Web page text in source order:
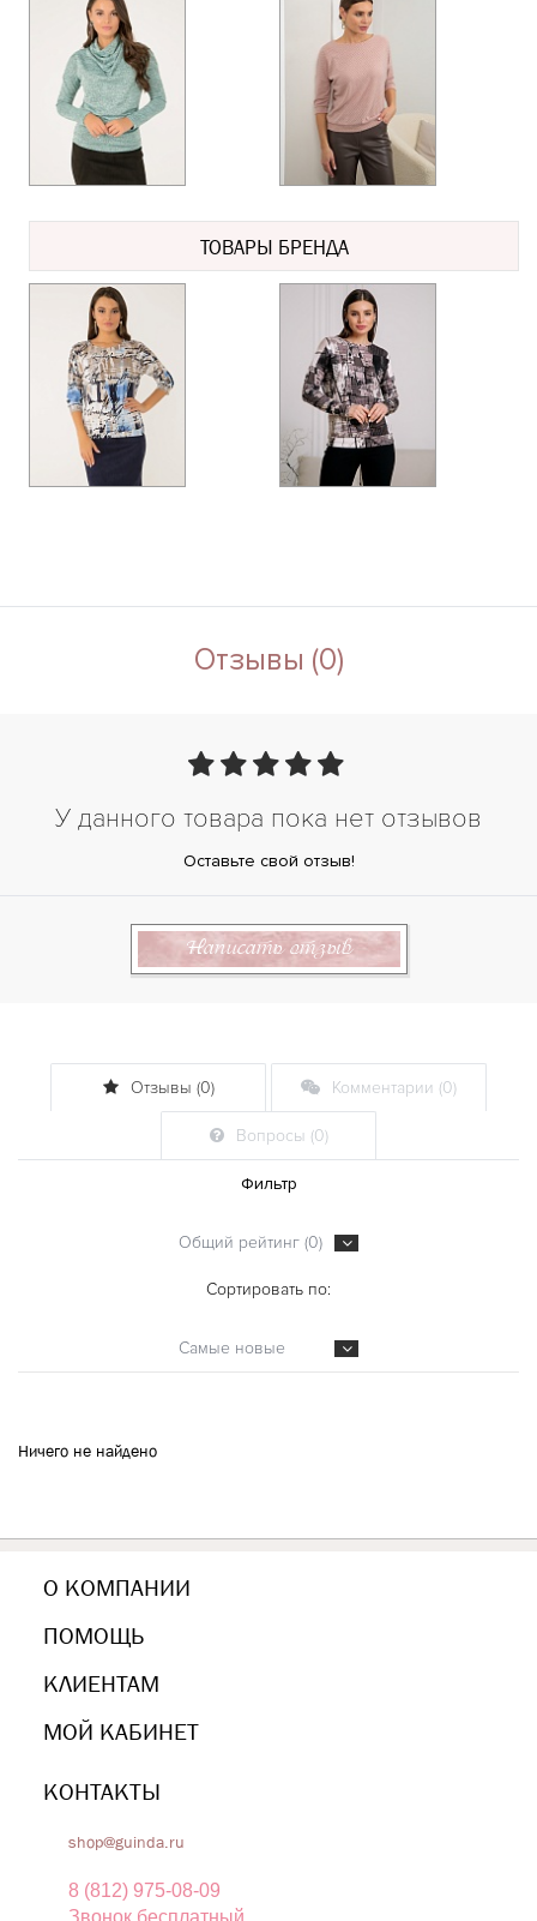
ТОВАРЫ БРЕНДА
Отзывы (0)
У данного товара пока нет отзывов
Оставьте свой отзыв!
Написать отзыв
Отзывы (0) Комментарии (0)
Вопросы (0)
Фильтр
Общий рейтинг (0)
Сортировать по:
Самые новые
Ничего не найдено
О КОМПАНИИ
ПОМОЩЬ
КЛИЕНТАМ
МОЙ КАБИНЕТ
КОНТАКТЫ
shop@guinda.ru
8 (812) 975-08-09